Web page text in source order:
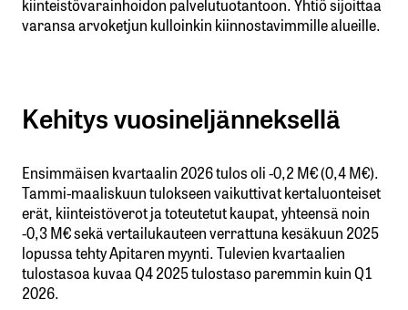
kiinteistövarainhoidon palvelutuotantoon. Yhtiö sijoittaa
varansa arvoketjun kulloinkin kiinnostavimmille alueille.
Kehitys vuosineljänneksellä
Ensimmäisen kvartaalin 2026 tulos oli -0,2 M€ (0,4 M€).
Tammi-maaliskuun tulokseen vaikuttivat kertaluonteiset
erät, kiinteistöverot ja toteutetut kaupat, yhteensä noin
-0,3 M€ sekä vertailukauteen verrattuna kesäkuun 2025
lopussa tehty Apitaren myynti. Tulevien kvartaalien
tulostasoa kuvaa Q4 2025 tulostaso paremmin kuin Q1
2026.